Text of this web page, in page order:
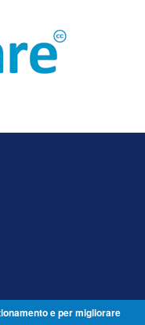
- Periodico telematico
e per migliorare